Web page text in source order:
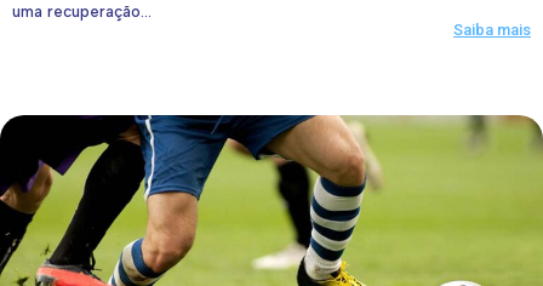
uma recuperação...
Saiba mais